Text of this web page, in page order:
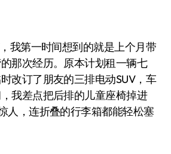
那次经历。原本计划租一辆七
改订了朋友的三排电动SUV，车
我差点把后排的儿童座椅掉进
，连折叠的行李箱都能轻松塞